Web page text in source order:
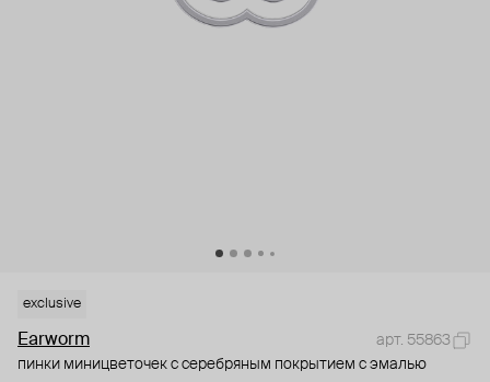
exclusive
Earworm
арт. 55863
пинки миницветочек с серебряным покрытием с эмалью